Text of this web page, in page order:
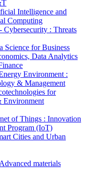
Intelligence and
Computing
: Threats
Science for Business
Data Analytics
Environment :
& Management
for
Environment
of Things : Innovation
Program (IoT)
Cities and Urban
materials